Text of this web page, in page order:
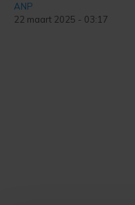
ANP
22 maart 2025 - 03:17